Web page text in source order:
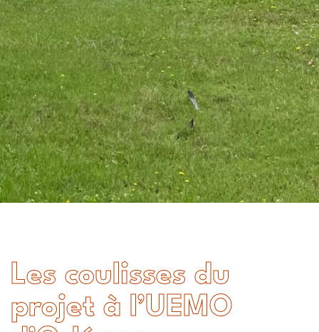
Les coulisses du
projet à l’UEMO